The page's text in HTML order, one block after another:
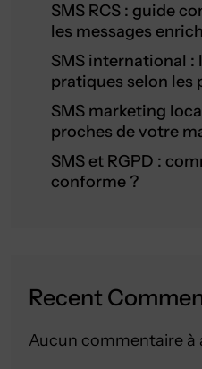
SMS RCS : guide
les messages
SMS international :
pratiques selon les
SMS marketing
proches de votre
SMS et RGPD :
conforme ?
Recent
Aucun commentaire à